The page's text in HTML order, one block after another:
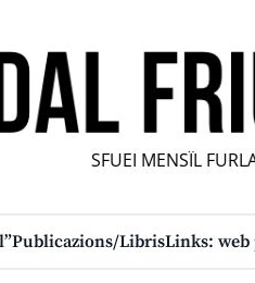
SFUEI MENSÎL
Publicazions/LibrisLinks: